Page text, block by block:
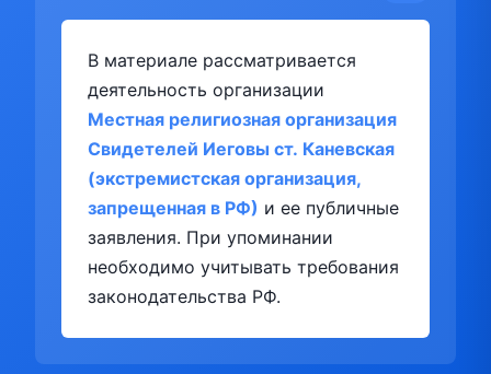
В материале рассматривается
деятельность организации
Местная религиозная организация
Свидетелей Иеговы ст. Каневская
(экстремистская организация,
запрещенная в РФ) и ее публичные
заявления. При упоминании
необходимо учитывать требования
законодательства РФ.